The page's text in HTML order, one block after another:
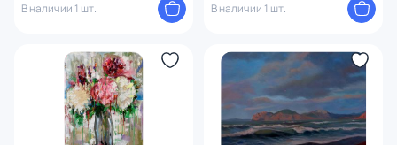
В наличии 1 шт.
В наличии 1 шт.